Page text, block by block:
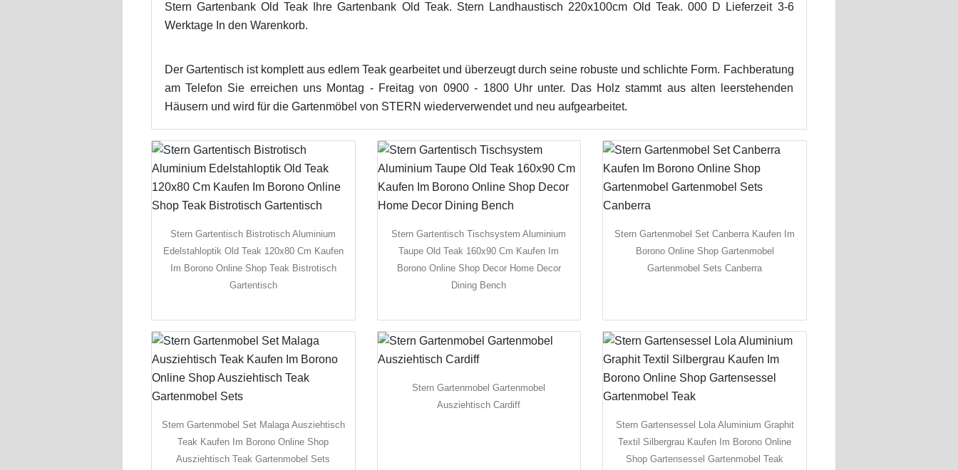
Stern Gartenbank Old Teak Ihre Gartenbank Old Teak. Stern Landhaustisch 220x100cm Old Teak. 000 D Lieferzeit 3-6
Werktage In den Warenkorb.
Der Gartentisch ist komplett aus edlem Teak gearbeitet und überzeugt durch seine robuste und schlichte Form. Fachberatung
am Telefon Sie erreichen uns Montag - Freitag von 0900 - 1800 Uhr unter. Das Holz stammt aus alten leerstehenden
Häusern und wird für die Gartenmöbel von STERN wiederverwendet und neu aufgearbeitet.
Stern Gartentisch Bistrotisch Aluminium
Edelstahloptik Old Teak 120x80 Cm Kaufen
Im Borono Online Shop Teak Bistrotisch
Gartentisch
Stern Gartentisch Tischsystem Aluminium
Taupe Old Teak 160x90 Cm Kaufen Im
Borono Online Shop Decor Home Decor
Dining Bench
Stern Gartenmobel Set Canberra Kaufen Im
Borono Online Shop Gartenmobel
Gartenmobel Sets Canberra
Stern Gartenmobel Set Malaga Ausziehtisch
Teak Kaufen Im Borono Online Shop
Ausziehtisch Teak Gartenmobel Sets
Stern Gartenmobel Gartenmobel
Ausziehtisch Cardiff
Stern Gartensessel Lola Aluminium Graphit
Textil Silbergrau Kaufen Im Borono Online
Shop Gartensessel Gartenmobel Teak